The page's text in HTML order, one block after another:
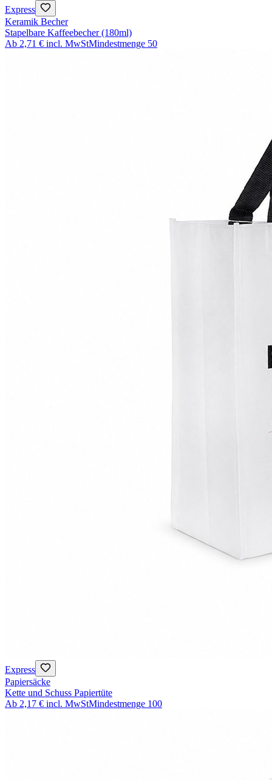
Express
Keramik Becher
Stapelbare Kaffeebecher (180ml)
Ab 2,71 € incl. MwStMindestmenge 50
Express
Papiersäcke
Kette und Schuss Papiertüte
Ab 2,17 € incl. MwStMindestmenge 100